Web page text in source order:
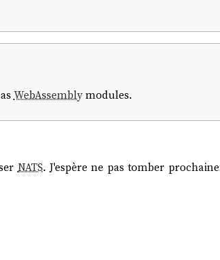
WebAssemblymodules.
NATS. J'espère ne pas tomber